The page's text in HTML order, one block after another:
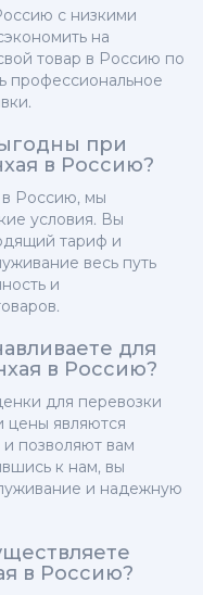
с низкими
на
товар в Россию по
профессиональное
при
в Россию?
в Россию, мы
условия. Вы
тариф и
весь путь
и
для
в Россию?
для перевозки
являются
позволяют вам
к нам, вы
и надежную
в Россию?